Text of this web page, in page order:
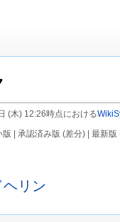
(木) 12:26時点における
| 承認済み版 (差分) | 最新
ヘリン